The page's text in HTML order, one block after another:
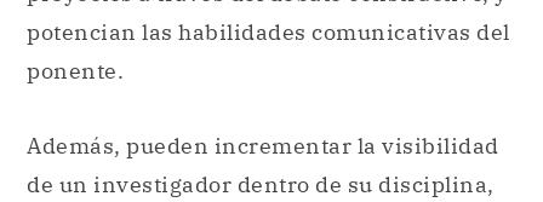
potencian las habilidades comunicativas del
ponente.
Además, pueden incrementar la visibilidad
de un investigador dentro de su disciplina,